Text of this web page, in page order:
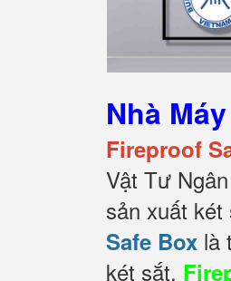
Nhà
Fireproof
Vật Tư
sản xuất
Safe Box là
két sắt.